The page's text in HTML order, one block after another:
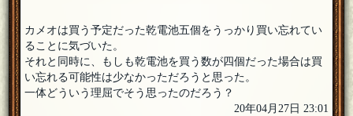
カメオは買う予定だった乾電池五個をうっかり買い忘れてい
ることに気づいた。
それと同時に、もしも乾電池を買う数が四個だった場合は買
い忘れる可能性は少なかっただろうと思った。
一体どういう理屈でそう思ったのだろう？
20年04月27日 23:01